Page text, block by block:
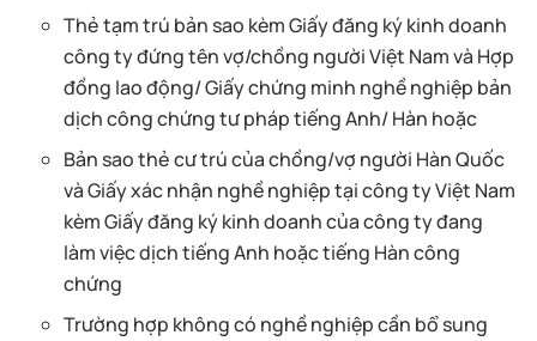
Thẻ tạm trú bản sao kèm Giấy đăng ký kinh doanh
công ty đứng tên vợ/chồng người Việt Nam và Hợp
đồng lao động/ Giấy chứng minh nghề nghiệp bản
dịch công chứng tư pháp tiếng Anh/ Hàn hoặc
Bản sao thẻ cư trú của chồng/vợ người Hàn Quốc
và Giấy xác nhận nghề nghiệp tại công ty Việt Nam
kèm Giấy đăng ký kinh doanh của công ty đang
làm việc dịch tiếng Anh hoặc tiếng Hàn công
chứng
Trường hợp không có nghề nghiệp cần bổ sung